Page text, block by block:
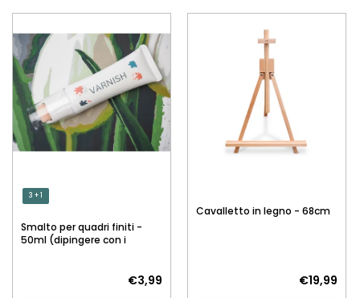
3 + 1
Smalto per quadri finiti -
50ml (dipingere con i
€3,99
Cavalletto in legno - 68cm
€19,99